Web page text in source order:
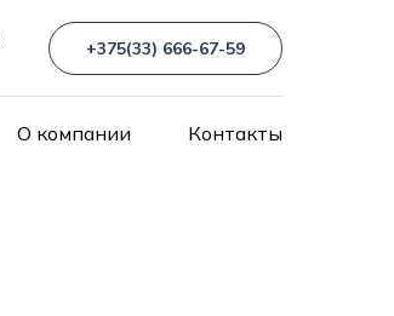
+375(33) 666-67-59
О компании Контакты